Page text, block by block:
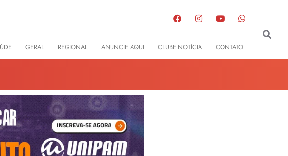
GERAL REGIONAL ANUNCIE AQUI CLUBE NOTÍCIA CONTATO